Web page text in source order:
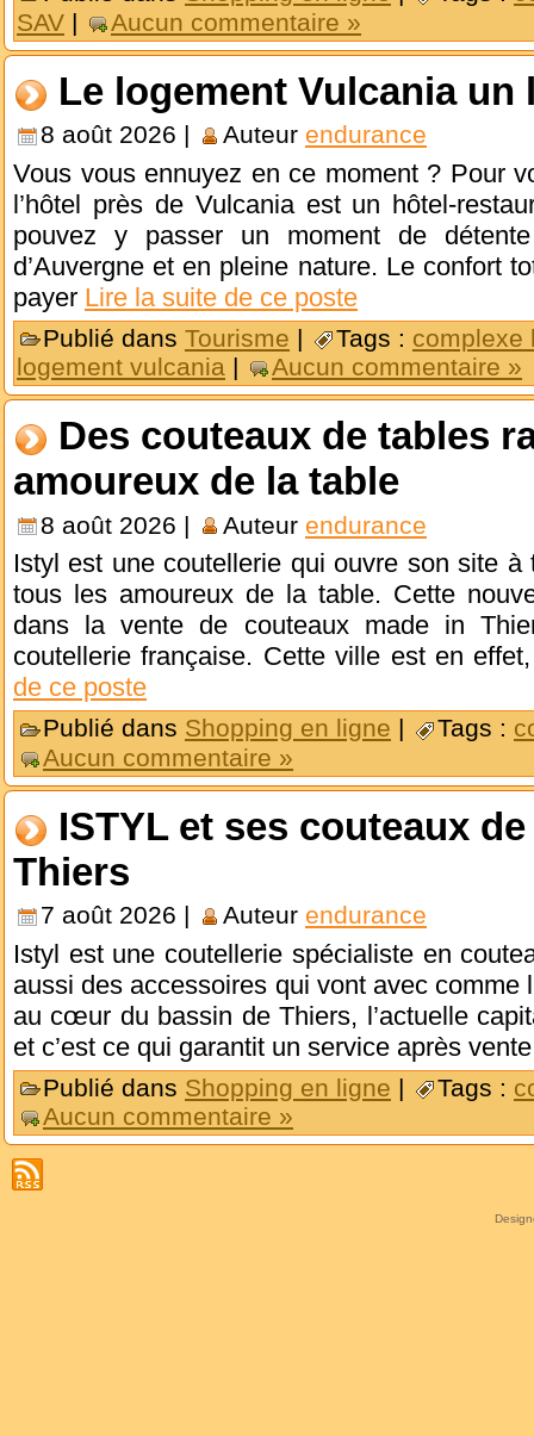
SAV | Aucun commentaire »
Le logement Vulcania
8 août 2026 | Auteur endurance
Vous vous ennuyez en ce moment ? Pour
l’hôtel près de Vulcania est un hôtel-
pouvez y passer un moment de
d’Auvergne et en pleine nature. Le confort
payer Lire la suite de ce poste
Publié dans Tourisme | Tags : complexe
logement vulcania | Aucun commentaire »
Des couteaux de tables
amoureux de la table
8 août 2026 | Auteur endurance
Istyl est une coutellerie qui ouvre son site
tous les amoureux de la table. Cette
dans la vente de couteaux made in
coutellerie française. Cette ville est en
de ce poste
Publié dans Shopping en ligne | Tags :
Aucun commentaire »
ISTYL et ses couteaux
Thiers
7 août 2026 | Auteur endurance
Istyl est une coutellerie spécialiste en
aussi des accessoires qui vont avec
au cœur du bassin de Thiers, l’actuelle
et c’est ce qui garantit un service après
Publié dans Shopping en ligne | Tags :
Aucun commentaire »